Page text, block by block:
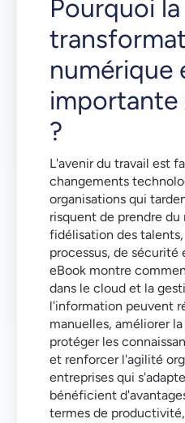
Pourquoi la
numérique
importante
?
L'avenir du travail est
changements
organisations qui
risquent de prendre
fidélisation des
processus, de
eBook montre
dans le cloud et la
l'information peuvent
manuelles, améliorer
protéger les
et renforcer l'agilité
entreprises qui
bénéficient
termes de